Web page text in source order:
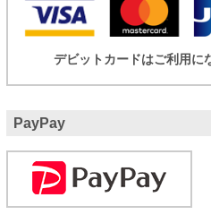
デビットカードはご利用に
PayPay